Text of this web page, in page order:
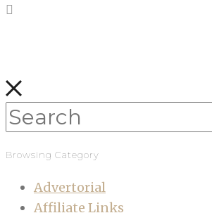
Browsing Category
Advertorial
Affiliate Links